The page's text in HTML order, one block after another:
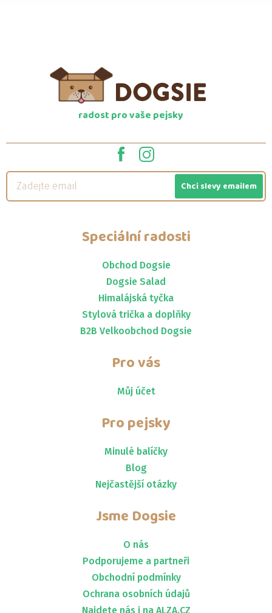
radost pro vaše pejsky
Chci slevy emailem
Speciální radosti
Obchod Dogsie
Dogsie Salad
Himalájská tyčka
Stylová trička a doplňky
B2B Velkoobchod Dogsie
Pro vás
Můj účet
Pro pejsky
Minulé balíčky
Blog
Nejčastější otázky
Jsme Dogsie
O nás
Podporujeme a partneři
Obchodní podmínky
Ochrana osobních údajů
Najdete nás i na ALZA.CZ